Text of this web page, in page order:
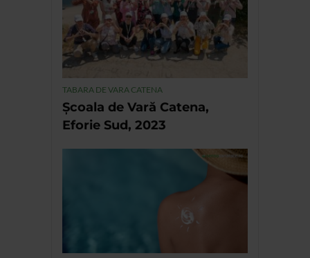
TABARA DE VARA CATENA
Școala de Vară Catena,
Eforie Sud, 2023